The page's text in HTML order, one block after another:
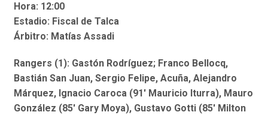
Hora: 12:00
Estadio: Fiscal de Talca
Árbitro: Matías Assadi
Rangers (1): Gastón Rodríguez; Franco Bellocq,
Bastián San Juan, Sergio Felipe, Acuña, Alejandro
Márquez, Ignacio Caroca (91′ Mauricio Iturra), Mauro
González (85′ Gary Moya), Gustavo Gotti (85′ Milton